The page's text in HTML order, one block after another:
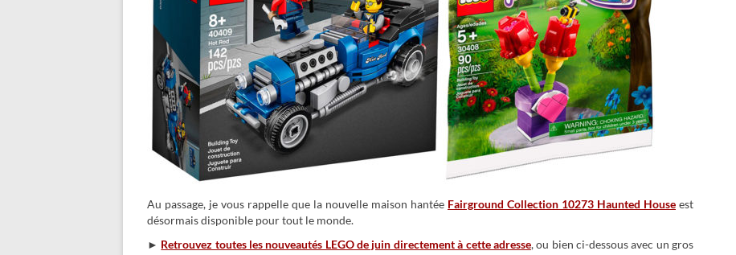
Au passage, je vous rappelle que la nouvelle maison hantée Fairground Collection 10273 Haunted House est
désormais disponible pour tout le monde.
► Retrouvez toutes les nouveautés LEGO de juin directement à cette adresse, ou bien ci-dessous avec un gros